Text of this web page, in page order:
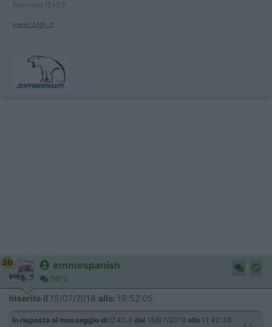
Tommaso IZ4DJI
www.iz4dji.it
20 emmespanish
5979
Inserito il 15/07/2018 alle: 19:52:05
In risposta al messaggio di IZ4DJI del 15/07/2018 alle 11:40:38